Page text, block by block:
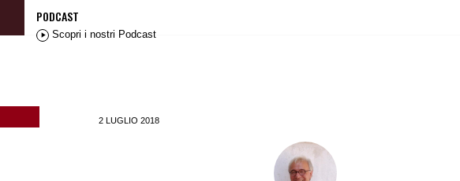
PODCAST
Scopri i nostri Podcast
2 LUGLIO 2018